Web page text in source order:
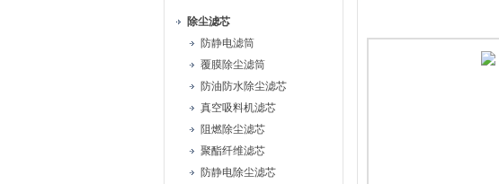
除尘滤芯
防静电滤筒
覆膜除尘滤筒
防油防水除尘滤芯
真空吸料机滤芯
阻燃除尘滤芯
聚酯纤维滤芯
防静电除尘滤芯